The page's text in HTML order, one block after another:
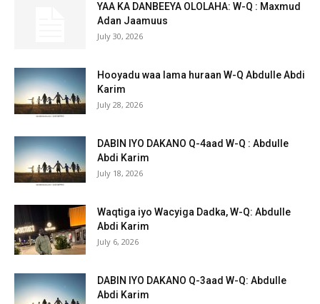
YAA KA DANBEEYA OLOLAHA: W-Q : Maxmud
Adan Jaamuus
July 30, 2026
Hooyadu waa lama huraan W-Q Abdulle Abdi
Karim
July 28, 2026
DABIN IYO DAKANO Q-4aad W-Q : Abdulle
Abdi Karim
July 18, 2026
Waqtiga iyo Wacyiga Dadka, W-Q: Abdulle
Abdi Karim
July 6, 2026
DABIN IYO DAKANO Q-3aad W-Q: Abdulle
Abdi Karim